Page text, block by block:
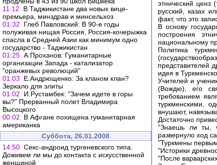
11:12
В Таджикистане два новых вице-
премьера, минздрав и минсельхоз
01:32
Глеб Павловский: В 90-е годы
полуживая нищая Россия, Россия-кочерыжка
спасла в Средней Азии как минимум одно
государство - Таджикистан
01:25 А.Проханов: Гуманитарные
организации Запада - катализатор
"оранжевых революций"
01:03
Е.Андрющенко: За кланом клан?
Зеркало для элиты
01:02
И.Рустамбек: "Зачем идете в горы
вы?" Прерванный полет Владимира
Высоцкого
00:02
В Афгане похищена гуманитарная
американка
Суббота, 26.01.2008
14:50 Cекс-андроид тургеневского типа.
Доживем ли мы до контакта с искусственной
женщиной
этнический ценз
русский, казах
факт, что это
В основу
построения
национальному
Политика
представителей
идея в
Учителей и
(Вождю), его
требованием
туркменскими,
внушают,
Достаточно
"Знаешь ли ты,
развернуло ход
"Туркмены
"Историки
"После